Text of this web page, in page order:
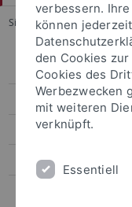
Sie sind hier: Startseite
Informationen für
Studiengänge
Lehrangebot
Sprachkurse
verbessern.
können
den Cookies
Cookies des
Werbezwecken
mit weiteren
verknüpft.
Essentiell